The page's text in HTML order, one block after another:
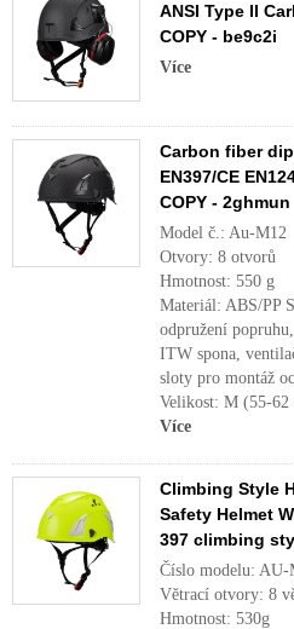
ANSI Type II
COPY - be9c2i
Více
Carbon fiber
EN397/CE
COPY - 2ghmun
Model č.: Au-M12
Otvory: 8 otvorů
Hmotnost: 550 g
Materiál: ABS/PP
odpružení
ITW spona,
sloty pro montáž
Velikost: M (55-62
Více
Climbing Style
Safety Helmet
397 climbing
Číslo modelu: AU-
Větrací otvory: 8
Hmotnost: 530g